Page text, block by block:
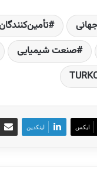
صنعت شیمیایی
ایکس لینکدین